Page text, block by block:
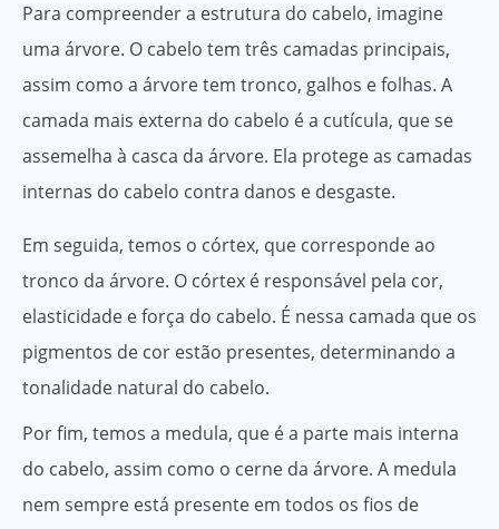
Para compreender a estrutura do cabelo, imagine
uma árvore. O cabelo tem três camadas principais,
assim como a árvore tem tronco, galhos e folhas. A
camada mais externa do cabelo é a cutícula, que se
assemelha à casca da árvore. Ela protege as camadas
internas do cabelo contra danos e desgaste.
Em seguida, temos o córtex, que corresponde ao
tronco da árvore. O córtex é responsável pela cor,
elasticidade e força do cabelo. É nessa camada que os
pigmentos de cor estão presentes, determinando a
tonalidade natural do cabelo.
Por fim, temos a medula, que é a parte mais interna
do cabelo, assim como o cerne da árvore. A medula
nem sempre está presente em todos os fios de